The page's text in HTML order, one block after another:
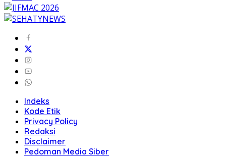
Indeks
Kode Etik
Privacy Policy
Redaksi
Disclaimer
Pedoman Media Siber